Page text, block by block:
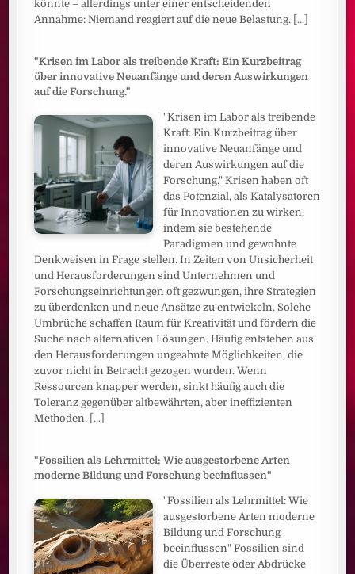
könnte – allerdings unter einer entscheidenden
Annahme: Niemand reagiert auf die neue Belastung. [...]
"Krisen im Labor als treibende Kraft: Ein Kurzbeitrag
über innovative Neuanfänge und deren Auswirkungen
auf die Forschung."
"Krisen im Labor als treibende
Kraft: Ein Kurzbeitrag über
innovative Neuanfänge und
deren Auswirkungen auf die
Forschung." Krisen haben oft
das Potenzial, als Katalysatoren
für Innovationen zu wirken,
indem sie bestehende
Paradigmen und gewohnte
Denkweisen in Frage stellen. In Zeiten von Unsicherheit
und Herausforderungen sind Unternehmen und
Forschungseinrichtungen oft gezwungen, ihre Strategien
zu überdenken und neue Ansätze zu entwickeln. Solche
Umbrüche schaffen Raum für Kreativität und fördern die
Suche nach alternativen Lösungen. Häufig entstehen aus
den Herausforderungen ungeahnte Möglichkeiten, die
zuvor nicht in Betracht gezogen wurden. Wenn
Ressourcen knapper werden, sinkt häufig auch die
Toleranz gegenüber altbewährten, aber ineffizienten
Methoden. [...]
"Fossilien als Lehrmittel: Wie ausgestorbene Arten
moderne Bildung und Forschung beeinflussen"
"Fossilien als Lehrmittel: Wie
ausgestorbene Arten moderne
Bildung und Forschung
beeinflussen" Fossilien sind
die Überreste oder Abdrücke